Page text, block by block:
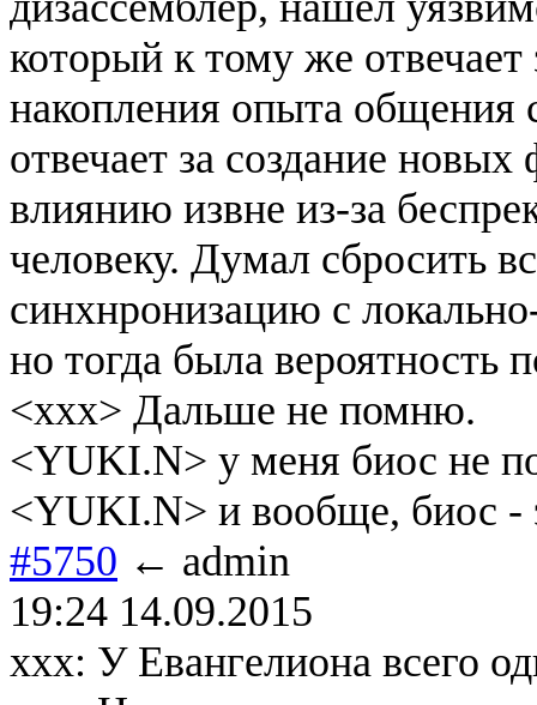
который к тому же отвечает
накопления опыта общения
отвечает за создание
влиянию извне из-за
человеку. Думал сбросить
синхнронизацию с
но тогда была вероятность
<xxx> Дальше не помню.
<YUKI.N> у меня биос не
<YUKI.N> и вообще, биос -
#5750 ← admin
19:24 14.09.2015
xxx: У Евангелиона всего